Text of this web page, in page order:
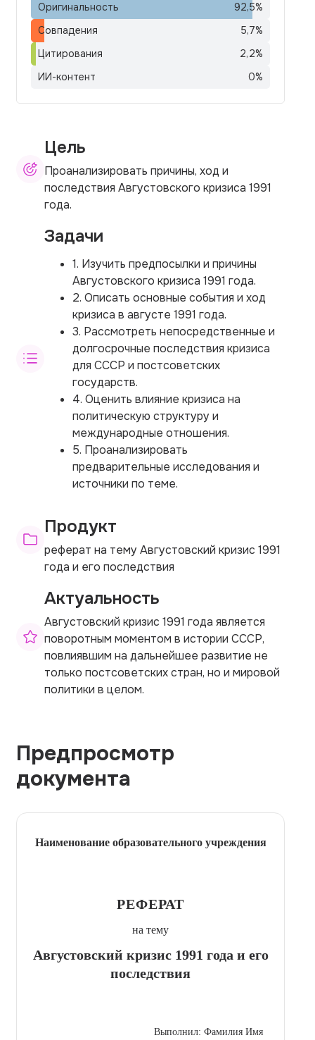
Оригинальность 92,5%
Совпадения
5,7%
Цитирования
2,2%
ИИ-контент
0%
Цель
Проанализировать причины, ход и
последствия Августовского кризиса 1991
года.
Задачи
1. Изучить предпосылки и причины
Августовского кризиса 1991 года.
2. Описать основные события и ход
кризиса в августе 1991 года.
3. Рассмотреть непосредственные и
долгосрочные последствия кризиса
для СССР и постсоветских
государств.
4. Оценить влияние кризиса на
политическую структуру и
международные отношения.
5. Проанализировать
предварительные исследования и
источники по теме.
Продукт
реферат на тему Августовский кризис 1991
года и его последствия
Актуальность
Августовский кризис 1991 года является
поворотным моментом в истории СССР,
повлиявшим на дальнейшее развитие не
только постсоветских стран, но и мировой
политики в целом.
Предпросмотр
документа
Наименование образовательного учреждения
РЕФЕРАТ
на тему
Августовский кризис 1991 года и его
последствия
Выполнил: Фамилия Имя